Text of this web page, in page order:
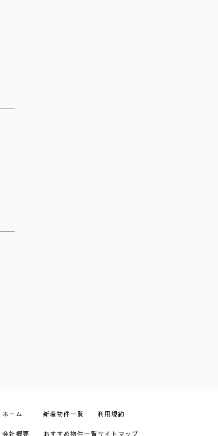
ホーム
会社概要
新着物件一覧
おすすめ物件一覧
利用規約
サイトマップ